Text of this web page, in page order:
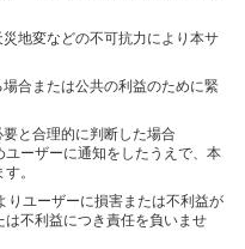
地変などの不可抗力により本サ
合または公共の利益のために緊
と合理的に判断した場合
ーザーに通知をしたうえで、本
。
りユーザーに損害または不利益が
不利益につき責任を負いませ